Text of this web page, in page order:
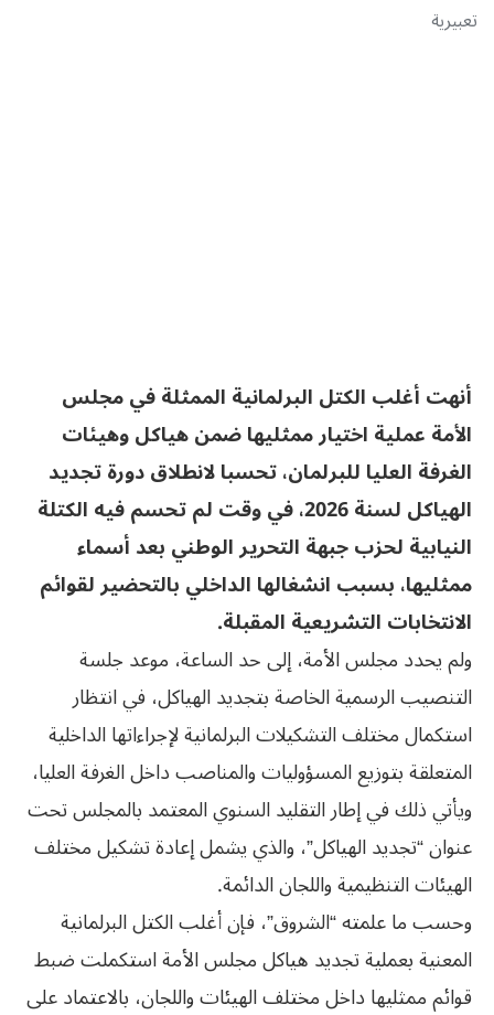
تعبيرية
أنهت أغلب الكتل البرلمانية الممثلة في مجلس
الأمة عملية اختيار ممثليها ضمن هياكل وهيئات
الغرفة العليا للبرلمان، تحسبا لانطلاق دورة تجديد
الهياكل لسنة 2026، في وقت لم تحسم فيه الكتلة
النيابية لحزب جبهة التحرير الوطني بعد أسماء
ممثليها، بسبب انشغالها الداخلي بالتحضير لقوائم
الانتخابات التشريعية المقبلة.
ولم يحدد مجلس الأمة، إلى حد الساعة، موعد جلسة
التنصيب الرسمية الخاصة بتجديد الهياكل، في انتظار
استكمال مختلف التشكيلات البرلمانية لإجراءاتها الداخلية
المتعلقة بتوزيع المسؤوليات والمناصب داخل الغرفة العليا،
ويأتي ذلك في إطار التقليد السنوي المعتمد بالمجلس تحت
عنوان “تجديد الهياكل”، والذي يشمل إعادة تشكيل مختلف
الهيئات التنظيمية واللجان الدائمة.
وحسب ما علمته “الشروق”، فإن أغلب الكتل البرلمانية
المعنية بعملية تجديد هياكل مجلس الأمة استكملت ضبط
قوائم ممثليها داخل مختلف الهيئات واللجان، بالاعتماد على